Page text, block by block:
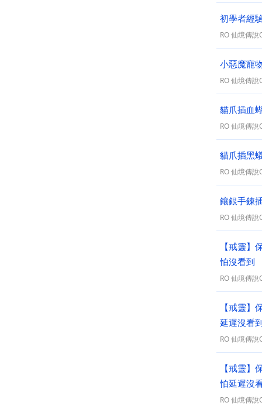
初學者經
RO 仙境傳
小惡魔寵
RO 仙境傳
貓爪插血
RO 仙境傳
貓爪插黑
RO 仙境傳
鑲銀手鍊
RO 仙境傳
【戒靈
怕沒看到
RO 仙境傳
【戒靈】
延遲沒看
RO 仙境傳
【戒靈】
怕延遲沒
RO 仙境傳